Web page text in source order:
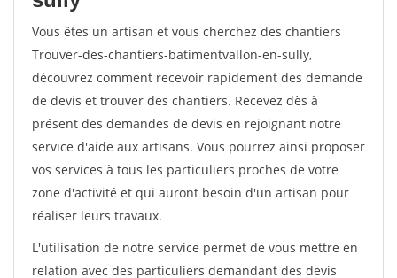
Vous êtes un artisan et vous cherchez des chantiers
Trouver-des-chantiers-batimentvallon-en-sully,
découvrez comment recevoir rapidement des demande
de devis et trouver des chantiers. Recevez dès à
présent des demandes de devis en rejoignant notre
service d'aide aux artisans. Vous pourrez ainsi proposer
vos services à tous les particuliers proches de votre
zone d'activité et qui auront besoin d'un artisan pour
réaliser leurs travaux.
L'utilisation de notre service permet de vous mettre en
relation avec des particuliers demandant des devis